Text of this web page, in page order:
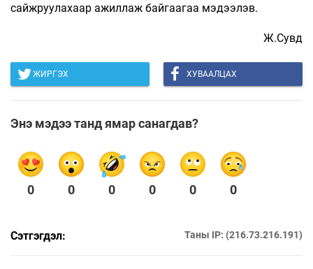
сайжруулахаар ажиллаж байгаагаа мэдээлэв.
Ж.Сувд
ЖИРГЭХ ХУВААЛЦАХ
Энэ мэдээ танд ямар санагдав?
0 0 0 0 0 0
Сэтгэгдэл: Таны IP: (216.73.216.191)